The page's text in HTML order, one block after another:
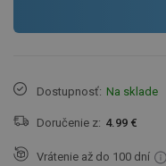
Dostupnosť: Na sklade
Doručenie z: 4.99 €
Vrátenie až do 100 dní